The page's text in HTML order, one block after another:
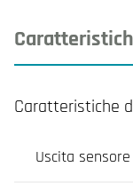
Caratteristiche
Uscita sensore